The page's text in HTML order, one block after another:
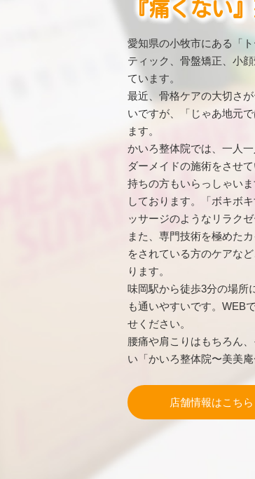
『痛くない
愛知県の小牧市にある「
ティック、骨盤矯正、小
ています。
最近、骨格ケアの大切さ
いですが、「じゃあ地元
ます。
かいろ整体院では、一人
ダーメイドの施術をさせ
持ちの方もいらっしゃい
しております。「ボキボ
ッサージのようなリラク
また、専門技術を極めた
をされている方のケアな
ります。
味岡駅から徒歩3分の場所
も通いやすいです。WEB
せください。
腰痛や肩こりはもちろん
い「かいろ整体院〜美美
店舗情報はこちら